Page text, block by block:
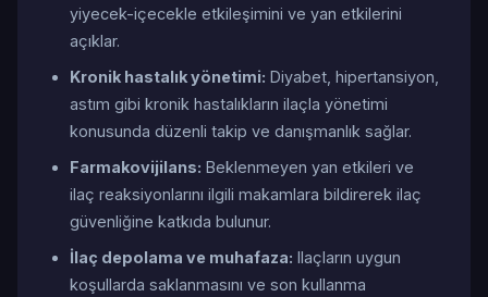
yiyecek-içecekle etkileşimini ve yan etkilerini
açıklar.
Kronik hastalık yönetimi: Diyabet, hipertansiyon,
astım gibi kronik hastalıkların ilaçla yönetimi
konusunda düzenli takip ve danışmanlık sağlar.
Farmakovijilans: Beklenmeyen yan etkileri ve
ilaç reaksiyonlarını ilgili makamlara bildirerek ilaç
güvenliğine katkıda bulunur.
İlaç depolama ve muhafaza: Ilaçların uygun
koşullarda saklanmasını ve son kullanma